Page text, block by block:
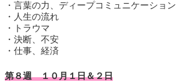
・言葉の力、ディープコミュニケーション
・人生の流れ
・トラウマ
・決断、不安
・仕事、経済
第８週 １０月１日＆２日